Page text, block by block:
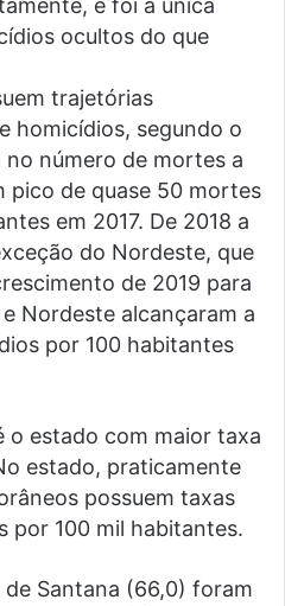
e foi a única
ocultos do que
trajetórias
homicídios, segundo o
no número de mortes a
pico de quase 50 mortes
em 2017. De 2018 a
do Nordeste, que
de 2019 para
Nordeste alcançaram a
por 100 habitantes
o estado com maior taxa
estado, praticamente
possuem taxas
por 100 mil habitantes.
Santana (66,0) foram